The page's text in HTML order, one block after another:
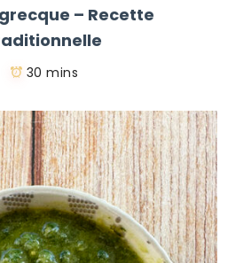
– Recette
30 mins